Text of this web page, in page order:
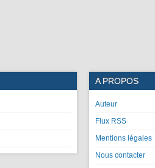
A PROPOS
Auteur
Flux RSS
Mentions légales
Nous contacter